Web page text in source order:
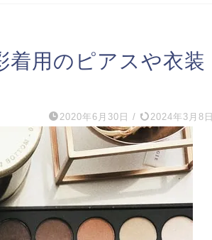
着用のピアスや衣装
2020年6月30日 / 2024年3月8日